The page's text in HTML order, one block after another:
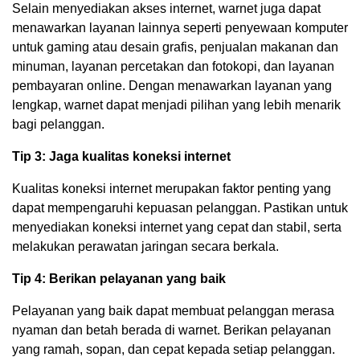
Selain menyediakan akses internet, warnet juga dapat
menawarkan layanan lainnya seperti penyewaan komputer
untuk gaming atau desain grafis, penjualan makanan dan
minuman, layanan percetakan dan fotokopi, dan layanan
pembayaran online. Dengan menawarkan layanan yang
lengkap, warnet dapat menjadi pilihan yang lebih menarik
bagi pelanggan.
Tip 3: Jaga kualitas koneksi internet
Kualitas koneksi internet merupakan faktor penting yang
dapat mempengaruhi kepuasan pelanggan. Pastikan untuk
menyediakan koneksi internet yang cepat dan stabil, serta
melakukan perawatan jaringan secara berkala.
Tip 4: Berikan pelayanan yang baik
Pelayanan yang baik dapat membuat pelanggan merasa
nyaman dan betah berada di warnet. Berikan pelayanan
yang ramah, sopan, dan cepat kepada setiap pelanggan.